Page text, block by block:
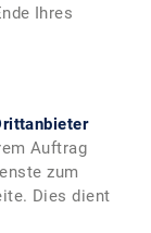
Ihres
Auftrag
zum
Dies dient